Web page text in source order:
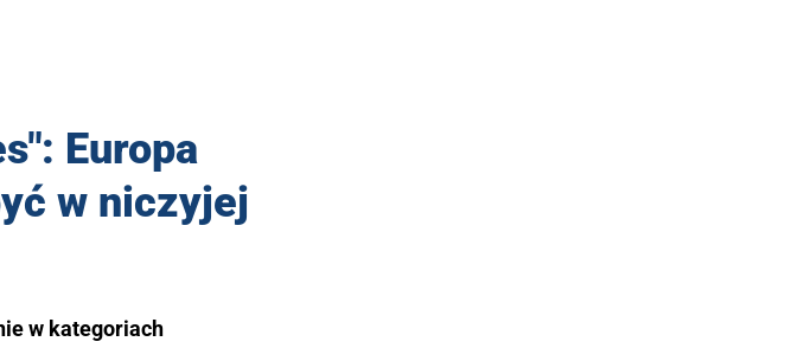
Europa
w niczyjej
w kategoriach